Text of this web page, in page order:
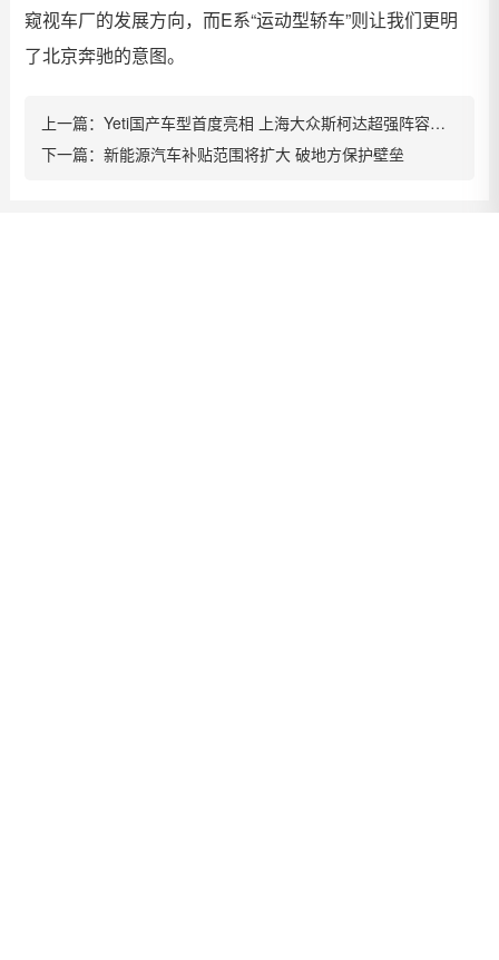
窥视车厂的发展方向，而E系“运动型轿车”则让我们更明
了北京奔驰的意图。
上一篇： Yeti国产车型首度亮相 上海大众斯柯达超强阵容闪耀成都车展
下一篇： 新能源汽车补贴范围将扩大 破地方保护壁垒